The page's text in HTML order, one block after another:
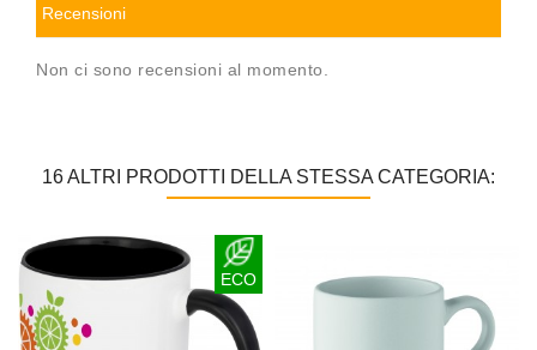
Recensioni
Non ci sono recensioni al momento.
16 ALTRI PRODOTTI DELLA STESSA CATEGORIA:
ECO